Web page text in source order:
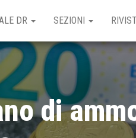
DR SEZIONI
di